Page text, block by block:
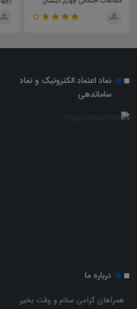
نماد اعتماد الکترونیک و نماد
ساماندهی
درباره ما
همراهان گرامی سلام و وقت بخیر.